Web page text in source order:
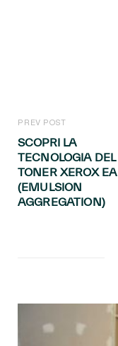
PREV POST
SCOPRI LA
TECNOLOGIA DEL
TONER XEROX EA
(EMULSION
AGGREGATION)